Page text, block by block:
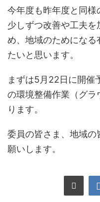
今年度も昨年度と同様
少しずつ改善や工夫
め、地域のためになる
たいと思います。
まずは5月22日に開催
の環境整備作業（グラ
ります。
委員の皆さま、地域
願いします。